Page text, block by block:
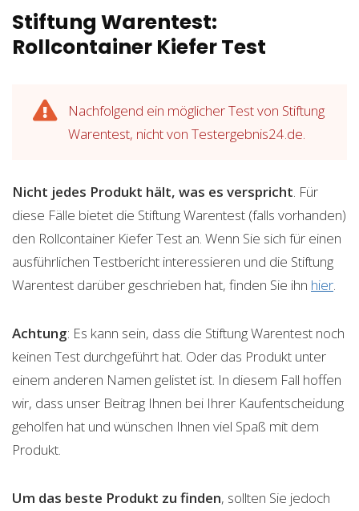
Stiftung Warentest:
Rollcontainer Kiefer Test
Nachfolgend ein möglicher Test von Stiftung
Warentest, nicht von Testergebnis24.de.
Nicht jedes Produkt hält, was es verspricht. Für
diese Fälle bietet die Stiftung Warentest (falls vorhanden)
den Rollcontainer Kiefer Test an. Wenn Sie sich für einen
ausführlichen Testbericht interessieren und die Stiftung
Warentest darüber geschrieben hat, finden Sie ihn hier.
Achtung: Es kann sein, dass die Stiftung Warentest noch
keinen Test durchgeführt hat. Oder das Produkt unter
einem anderen Namen gelistet ist. In diesem Fall hoffen
wir, dass unser Beitrag Ihnen bei Ihrer Kaufentscheidung
geholfen hat und wünschen Ihnen viel Spaß mit dem
Produkt.
Um das beste Produkt zu finden, sollten Sie jedoch